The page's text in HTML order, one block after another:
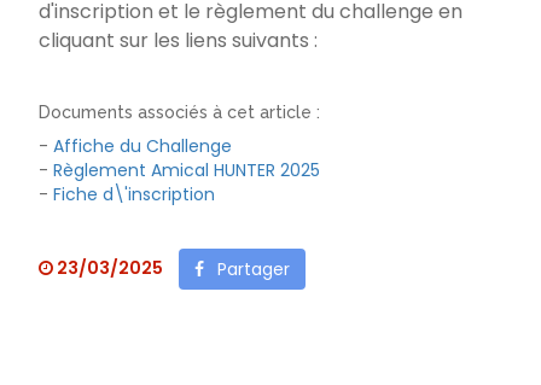
d'inscription et le règlement du challenge en
cliquant sur les liens suivants :
Documents associés à cet article :
- Affiche du Challenge
- Règlement Amical HUNTER 2025
- Fiche d\'inscription
23/03/2025 Partager